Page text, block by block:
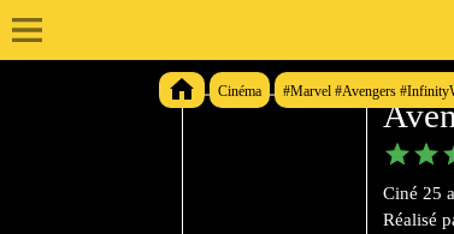
Cinéma #Marvel #Avengers
Ciné 25
Réalisé